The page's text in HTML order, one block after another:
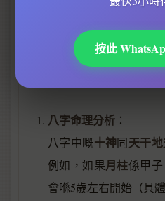
精確推算。
八字命理分析 ：
八字中嘅十神同天干
例如，如果月柱係甲
會喺5歲左右開始（具
按此